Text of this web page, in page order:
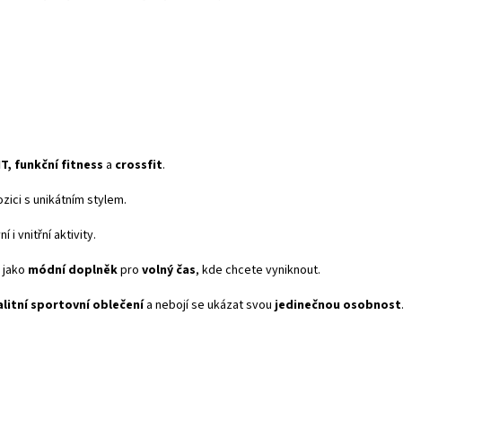
funkční fitness a crossfit.
s unikátním stylem.
i vnitřní aktivity.
módní doplněkpro volný čas, kde chcete vyniknout.
sportovní oblečenía nebojí se ukázat svou jedinečnou osobnost.